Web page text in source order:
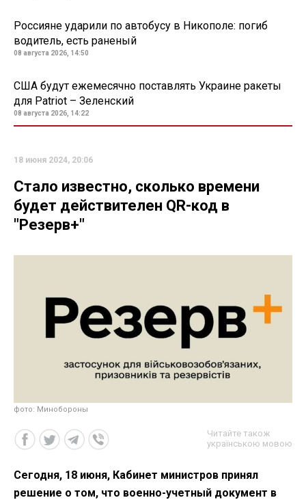
Россияне ударили по автобусу в Никополе: погиб
водитель, есть раненый
08 августа 2026, 14:50
США будут ежемесячно поставлять Украине ракеты
для Patriot – Зеленский
08 августа 2026, 14:22
18 июня 2024, 20:06
Стало известно, сколько времени
будет действителен QR-код в
"Резерв+"
фото: Минобороны
Читайте також
українською мовою
Сегодня, 18 июня, Кабинет министров принял
решение о том, что военно-учетный документ в